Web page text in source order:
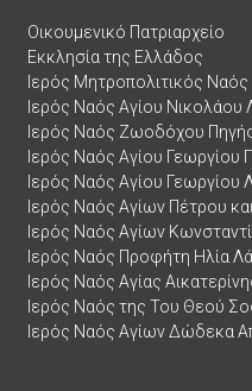
Οικουμενικό Πατριαρχείο
Εκκλησία της Ελλάδος
Ιερός Μητροπολιτικός Ναός
Ιερός Ναός Αγίου Νικολάου
Ιερός Ναός Ζωοδόχου
Ιερός Ναός Αγίου Γεωργίου
Ιερός Ναός Αγίου Γεωργίου
Ιερός Ναός Αγίων Πέτρου
Ιερός Ναός Αγίων
Ιερός Ναός Προφήτη Ηλία
Ιερός Ναός Αγίας
Ιερός Ναός της Του Θεού
Ιερός Ναός Αγίων Δώδεκα